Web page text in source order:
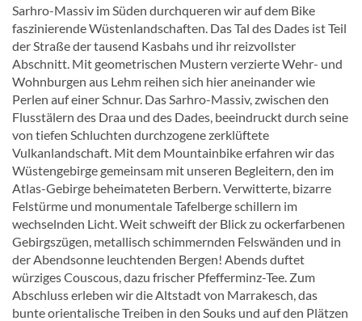
Sarhro-Massiv im Süden durchqueren wir auf dem Bike
faszinierende Wüstenlandschaften. Das Tal des Dades ist Teil
der Straße der tausend Kasbahs und ihr reizvollster
Abschnitt. Mit geometrischen Mustern verzierte Wehr- und
Wohnburgen aus Lehm reihen sich hier aneinander wie
Perlen auf einer Schnur. Das Sarhro-Massiv, zwischen den
Flusstälern des Draa und des Dades, beeindruckt durch seine
von tiefen Schluchten durchzogene zerklüftete
Vulkanlandschaft. Mit dem Mountainbike erfahren wir das
Wüstengebirge gemeinsam mit unseren Begleitern, den im
Atlas-Gebirge beheimateten Berbern. Verwitterte, bizarre
Felstürme und monumentale Tafelberge schillern im
wechselnden Licht. Weit schweift der Blick zu ockerfarbenen
Gebirgszügen, metallisch schimmernden Felswänden und in
der Abendsonne leuchtenden Bergen! Abends duftet
würziges Couscous, dazu frischer Pfefferminz-Tee. Zum
Abschluss erleben wir die Altstadt von Marrakesch, das
bunte orientalische Treiben in den Souks und auf den Plätzen